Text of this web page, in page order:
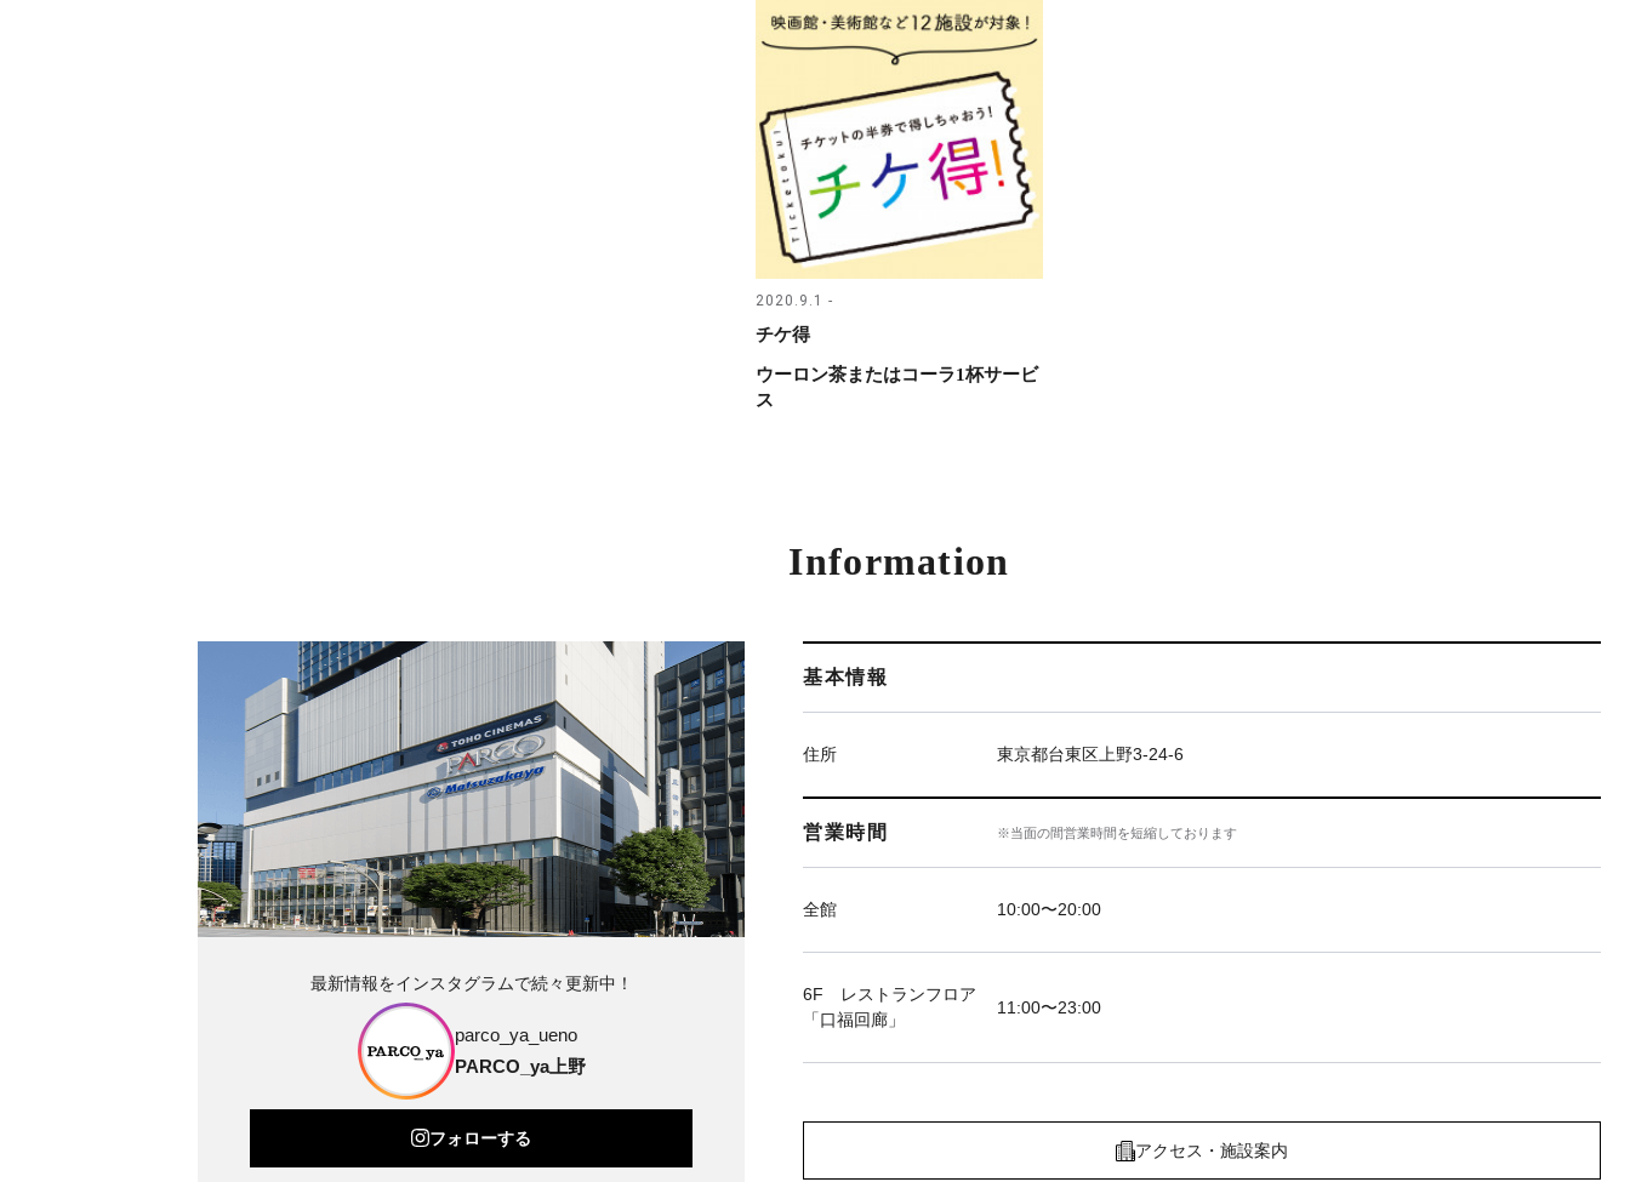
2020.9.1 -
チケ得
ウーロン茶またはコーラ1杯サービ
ス
Information
基本情報
住所 東京都台東区上野3-24-6
営業時間 ※当面の間営業時間を短縮しております
全館 10:00〜20:00
6F レストランフロア
「口福回廊」
11:00〜23:00
アクセス・施設案内
最新情報をインスタグラムで続々更新中！
parco_ya_ueno
PARCO_ya上野
フォローする